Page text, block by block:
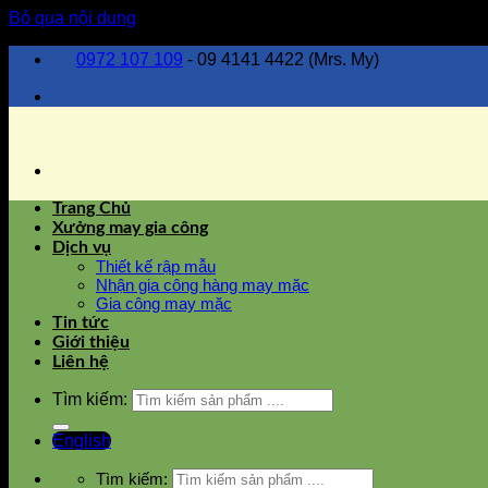
Bỏ qua nội dung
0972 107 109 - 09 4141 4422 (Mrs. My)
Trang Chủ
Xưởng may gia công
Dịch vụ
Thiết kế rập mẫu
Nhận gia công hàng may mặc
Gia công may mặc
Tin tức
Giới thiệu
Liên hệ
Tìm kiếm:
English
Tìm kiếm: